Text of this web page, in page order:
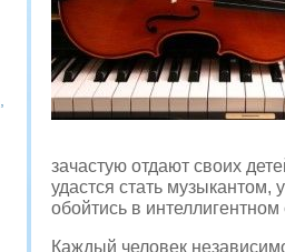
зачастую отдают своих
удастся стать музыкантом,
обойтись в
Каждый человек